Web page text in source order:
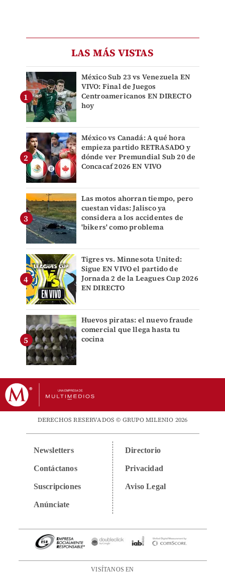
LAS MÁS VISTAS
México Sub 23 vs Venezuela EN
VIVO: Final de Juegos
Centroamericanos EN DIRECTO
hoy
México vs Canadá: A qué hora
empieza partido RETRASADO y
dónde ver Premundial Sub 20 de
Concacaf 2026 EN VIVO
Las motos ahorran tiempo, pero
cuestan vidas: Jalisco ya
considera a los accidentes de
'bikers' como problema
Tigres vs. Minnesota United:
Sigue EN VIVO el partido de
Jornada 2 de la Leagues Cup 2026
EN DIRECTO
Huevos piratas: el nuevo fraude
comercial que llega hasta tu
cocina
DERECHOS RESERVADOS © GRUPO MILENIO 2026
Newsletters
Contáctanos
Suscripciones
Anúnciate
Directorio
Privacidad
Aviso Legal
VISÍTANOS EN